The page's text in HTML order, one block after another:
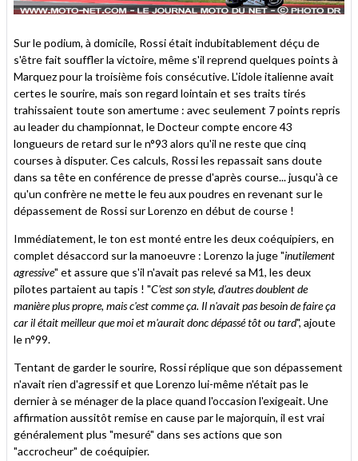
Sur le podium, à domicile, Rossi était indubitablement déçu de
s'être fait souffler la victoire, même s'il reprend quelques points à
Marquez pour la troisième fois consécutive. L'idole italienne avait
certes le sourire, mais son regard lointain et ses traits tirés
trahissaient toute son amertume : avec seulement 7 points repris
au leader du championnat, le Docteur compte encore 43
longueurs de retard sur le n°93 alors qu'il ne reste que cinq
courses à disputer. Ces calculs, Rossi les repassait sans doute
dans sa tête en conférence de presse d'après course... jusqu'à ce
qu'un confrère ne mette le feu aux poudres en revenant sur le
dépassement de Rossi sur Lorenzo en début de course !
Immédiatement, le ton est monté entre les deux coéquipiers, en
complet désaccord sur la manoeuvre : Lorenzo la juge "inutilement
agressive" et assure que s'il n'avait pas relevé sa M1, les deux
pilotes partaient au tapis ! "C'est son style, d'autres doublent de
manière plus propre, mais c'est comme ça. Il n'avait pas besoin de faire ça
car il était meilleur que moi et m'aurait donc dépassé tôt ou tard", ajoute
le n°99.
Tentant de garder le sourire, Rossi réplique que son dépassement
n'avait rien d'agressif et que Lorenzo lui-même n'était pas le
dernier à se ménager de la place quand l'occasion l'exigeait. Une
affirmation aussitôt remise en cause par le majorquin, il est vrai
généralement plus "mesuré" dans ses actions que son
"accrocheur" de coéquipier.